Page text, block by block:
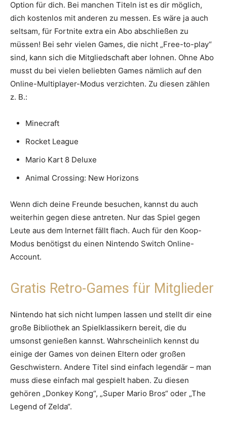
Option für dich. Bei manchen Titeln ist es dir möglich,
dich kostenlos mit anderen zu messen. Es wäre ja auch
seltsam, für Fortnite extra ein Abo abschließen zu
müssen! Bei sehr vielen Games, die nicht „Free-to-play“
sind, kann sich die Mitgliedschaft aber lohnen. Ohne Abo
musst du bei vielen beliebten Games nämlich auf den
Online-Multiplayer-Modus verzichten. Zu diesen zählen
z. B.:
Minecraft
Rocket League
Mario Kart 8 Deluxe
Animal Crossing: New Horizons
Wenn dich deine Freunde besuchen, kannst du auch
weiterhin gegen diese antreten. Nur das Spiel gegen
Leute aus dem Internet fällt flach. Auch für den Koop-
Modus benötigst du einen Nintendo Switch Online-
Account.
Gratis Retro-Games für Mitglieder
Nintendo hat sich nicht lumpen lassen und stellt dir eine
große Bibliothek an Spielklassikern bereit, die du
umsonst genießen kannst. Wahrscheinlich kennst du
einige der Games von deinen Eltern oder großen
Geschwistern. Andere Titel sind einfach legendär – man
muss diese einfach mal gespielt haben. Zu diesen
gehören „Donkey Kong“, „Super Mario Bros“ oder „The
Legend of Zelda“.